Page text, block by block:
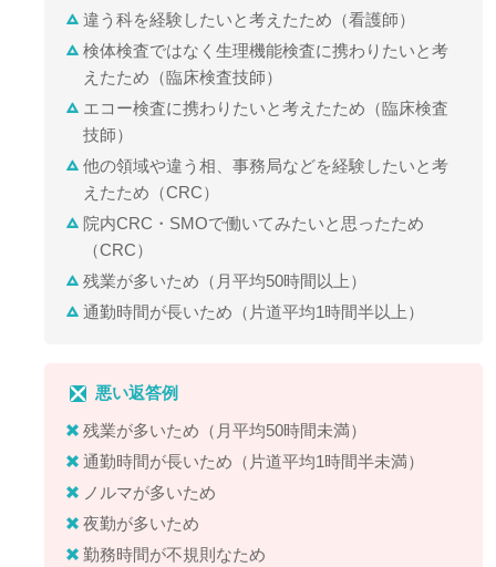
違う科を経験したいと考えたため（看護師）
検体検査ではなく生理機能検査に携わりたいと考
えたため（臨床検査技師）
エコー検査に携わりたいと考えたため（臨床検査
技師）
他の領域や違う相、事務局などを経験したいと考
えたため（CRC）
院内CRC・SMOで働いてみたいと思ったため
（CRC）
残業が多いため（月平均50時間以上）
通勤時間が長いため（片道平均1時間半以上）
悪い返答例
残業が多いため（月平均50時間未満）
通勤時間が長いため（片道平均1時間半未満）
ノルマが多いため
夜勤が多いため
勤務時間が不規則なため